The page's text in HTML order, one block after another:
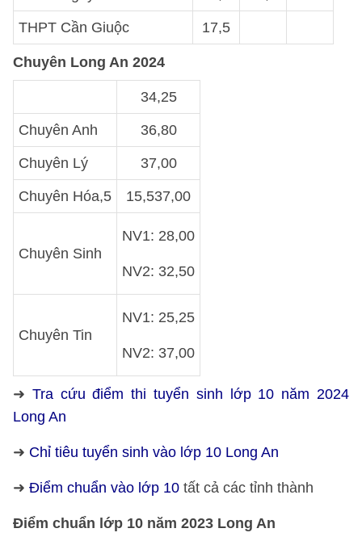
THPT Cần Giuộc 17,5
Chuyên Long An 2024
34,25
Chuyên Anh 36,80
Chuyên Lý 37,00
Chuyên Hóa,5 15,537,00
Chuyên Sinh
NV1: 28,00
NV2: 32,50
Chuyên Tin
NV1: 25,25
NV2: 37,00
➜ Tra cứu điểm thi tuyển sinh lớp 10 năm 2024
Long An
➜ Chỉ tiêu tuyển sinh vào lớp 10 Long An
➜ Điểm chuẩn vào lớp 10 tất cả các tỉnh thành
Điểm chuẩn lớp 10 năm 2023 Long An